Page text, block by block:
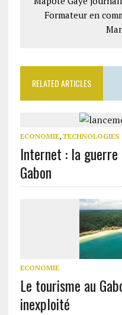
Formateur en
RELATED ARTICLES
ECONOMIE, TECHNOLOGIES
Internet : la
Gabon
ECONOMIE
Le tourisme au
inexploité